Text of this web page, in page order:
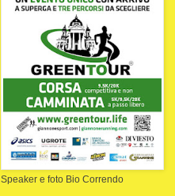
Speaker e foto Bio Correndo